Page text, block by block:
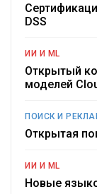
DSS
ИИ И ML
Открытый
моделей
ПОИСК И
Открытая
ИИ И ML
Новые